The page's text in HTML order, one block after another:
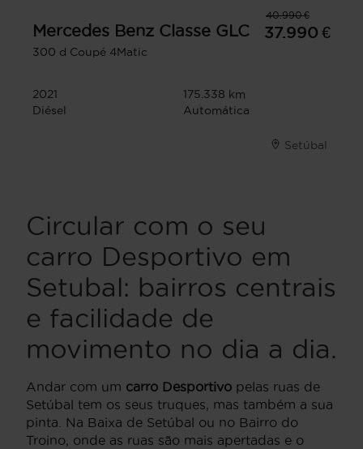
40.990 €
Mercedes Benz Classe GLC
300 d Coupé 4Matic
37.990 €
2021
175.338 km
Diésel
Automática
Setúbal
Circular com o seu
carro Desportivo em
Setubal: bairros centrais
e facilidade de
movimento no dia a dia.
Andar com um carro Desportivo pelas ruas de
Setúbal tem os seus truques, mas também a sua
pinta. Na Baixa de Setúbal ou no Bairro do
Troino, onde as ruas são mais apertadas e o